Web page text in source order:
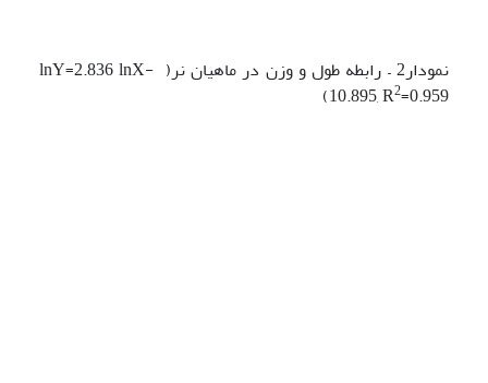
نمودار2 – رابطه طول و وزن در ماهیان نر( lnY=2.836 lnX-
10.895, R2=0.959)